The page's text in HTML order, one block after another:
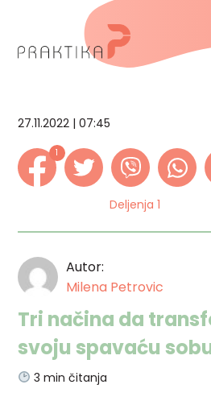
27.11.2022 | 07:45
1
Deljenja 1
Autor:
Milena Petrovic
Tri načina da
svoju spavaću
3 min čitanja